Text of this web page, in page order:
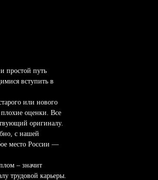
простой путь
вступить в
или нового
плохие оценки. Все
оригиналу.
с нашей
место России —
– значит
трудовой карьеры.